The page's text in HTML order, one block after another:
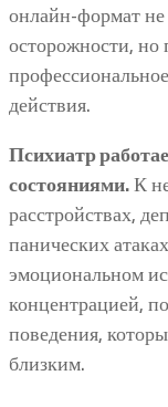
онлайн-формат
осторожности, но
действия.
Психиатр
состояниями.К
расстройствах,
панических
эмоциональном
концентрацией,
поведения,
близким.